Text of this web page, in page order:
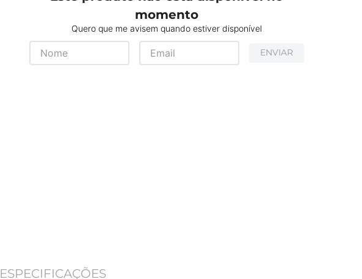
momento
Quero que me avisem quando estiver disponível
ENVIAR
ESPECIFICAÇÕES